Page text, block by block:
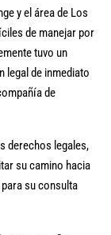
y el área de Los
de manejar por
tuvo un
legal de inmediato
de
derechos legales,
su camino hacia
para su consulta